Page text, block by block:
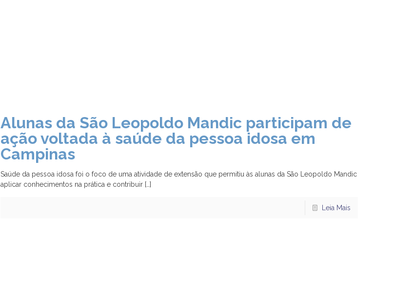
Alunas da São Leopoldo Mandic participam de
ação voltada à saúde da pessoa idosa em
Campinas
Saúde da pessoa idosa foi o foco de uma atividade de extensão que permitiu às alunas da São Leopoldo Mandic
aplicar conhecimentos na prática e contribuir[…]
Leia Mais